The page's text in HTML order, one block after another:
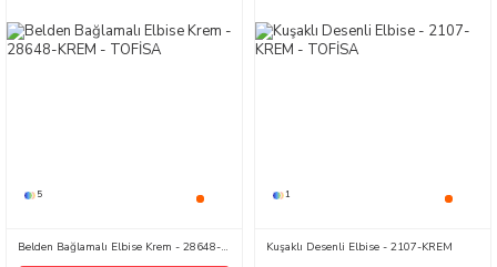
5
Belden Bağlamalı Elbise Krem - 28648-KREM
1
Kuşaklı Desenli Elbise - 2107-KREM